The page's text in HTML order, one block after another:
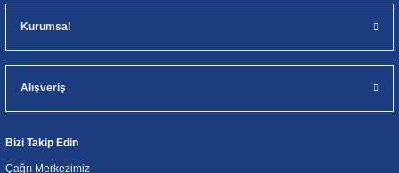
Kurumsal
Alışveriş
Bizi Takip Edin
Çağrı Merkezimiz